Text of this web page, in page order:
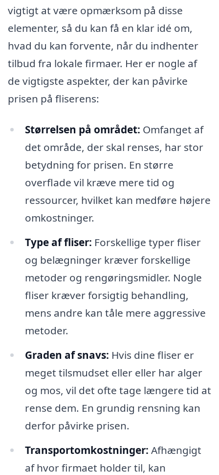
vigtigt at være opmærksom på disse
elementer, så du kan få en klar idé om,
hvad du kan forvente, når du indhenter
tilbud fra lokale firmaer. Her er nogle af
de vigtigste aspekter, der kan påvirke
prisen på fliserens:
Størrelsen på området: Omfanget af
det område, der skal renses, har stor
betydning for prisen. En større
overflade vil kræve mere tid og
ressourcer, hvilket kan medføre højere
omkostninger.
Type af fliser: Forskellige typer fliser
og belægninger kræver forskellige
metoder og rengøringsmidler. Nogle
fliser kræver forsigtig behandling,
mens andre kan tåle mere aggressive
metoder.
Graden af snavs: Hvis dine fliser er
meget tilsmudset eller eller har alger
og mos, vil det ofte tage længere tid at
rense dem. En grundig rensning kan
derfor påvirke prisen.
Transportomkostninger: Afhængigt
af hvor firmaet holder til, kan